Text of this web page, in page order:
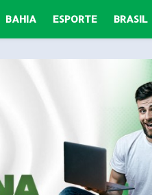
BAHIA ESPORTE BRASIL